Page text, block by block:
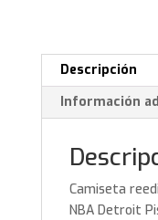
Descripción
Información
Camiseta
NBA Detroit